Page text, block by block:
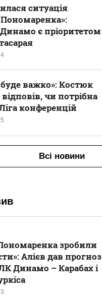
ситуація
є пріоритетом
важко»: Костюк
чи потрібна
конференцій
Всі новини
зробили
Алієв дав прогноз
Динамо – Карабах і